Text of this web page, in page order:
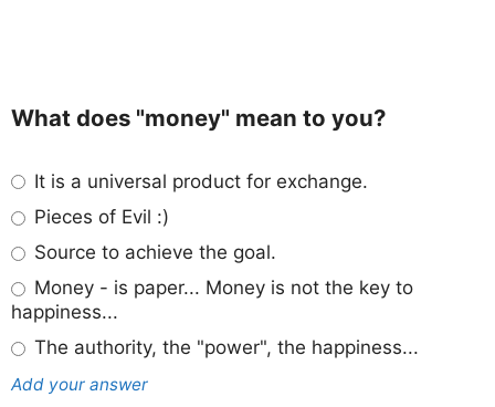
What does "money" mean to you?
It is a universal product for exchange.
Pieces of Evil :)
Source to achieve the goal.
Money - is paper... Money is not the key to
happiness...
The authority, the "power", the happiness...
Add your answer